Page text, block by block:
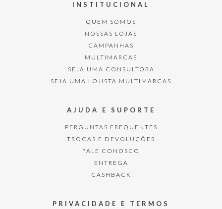
INSTITUCIONAL
QUEM SOMOS
NOSSAS LOJAS
CAMPANHAS
MULTIMARCAS
SEJA UMA CONSULTORA
SEJA UMA LOJISTA MULTIMARCAS
AJUDA E SUPORTE
PERGUNTAS FREQUENTES
TROCAS E DEVOLUÇÕES
FALE CONOSCO
ENTREGA
CASHBACK
PRIVACIDADE E TERMOS